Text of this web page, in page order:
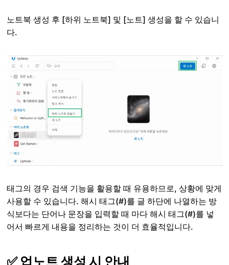
노트북 생성 후 [하위 노트북] 및 [노트] 생성을 할 수 있습니
다.
태그의 경우 검색 기능을 활용할 때 유용하므로, 상황에 맞게
사용할 수 있습니다. 해시 태그(#)를 글 하단에 나열하는 방
식보다는 단어나 문장을 입력할 때 마다 해시 태그(#)를 넣
어서 빠르게 내용을 정리하는 것이 더 효율적입니다.
✅ 업노트 생성 시 안내